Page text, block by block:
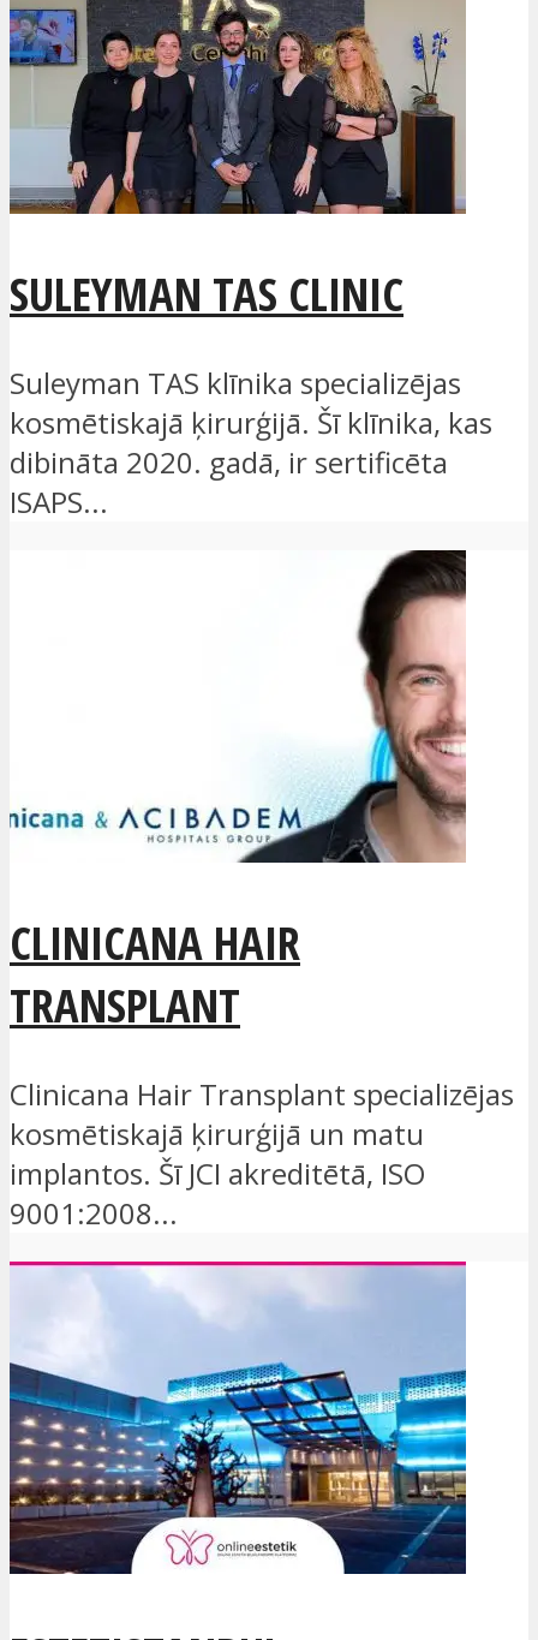
SULEYMAN TAS CLINIC
Suleyman TAS klīnika specializējas
kosmētiskajā ķirurģijā. Šī klīnika, kas
dibināta 2020. gadā, ir sertificēta
ISAPS...
CLINICANA HAIR
TRANSPLANT
Clinicana Hair Transplant specializējas
kosmētiskajā ķirurģijā un matu
implantos. Šī JCI akreditētā, ISO
9001:2008...